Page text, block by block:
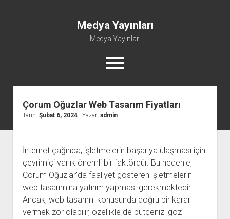
Medya Yayınları
Medya Yayınları
menüyü
aç
Instagram Beğeni Al
Shorts Abone Çoğaltma Hilesi Parasız
Şifresiz Spotify Takipçi Yükseltme
Çorum Oğuzlar Web Tasarım Fiyatları
Tarih: Şubat 6, 2024| Yazar: admin
İnternet çağında, işletmelerin başarıya ulaşması için
çevrimiçi varlık önemli bir faktördür. Bu nedenle,
Çorum Oğuzlar'da faaliyet gösteren işletmelerin
web tasarımına yatırım yapması gerekmektedir.
Ancak, web tasarımı konusunda doğru bir karar
vermek zor olabilir, özellikle de bütçenizi göz